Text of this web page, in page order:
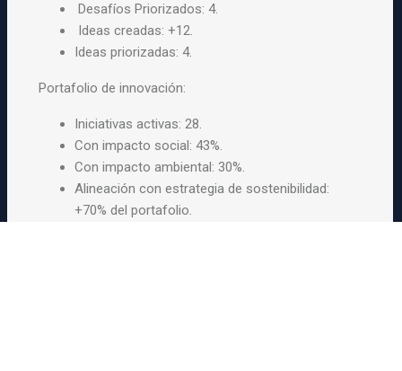
Desafíos Priorizados: 4.
Ideas creadas: +12.
Ideas priorizadas: 4.
Portafolio de innovación:
Iniciativas activas: 28.
Con impacto social: 43%.
Con impacto ambiental: 30%.
Alineación con estrategia de sostenibilidad:
+70% del portafolio.